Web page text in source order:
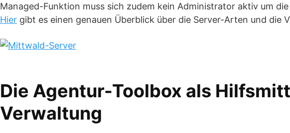
Managed-Funktion muss sich zudem kein Administrator aktiv um
Hier gibt es einen genauen Überblick über die Server-Arten und die
Die Agentur-Toolbox als
Verwaltung